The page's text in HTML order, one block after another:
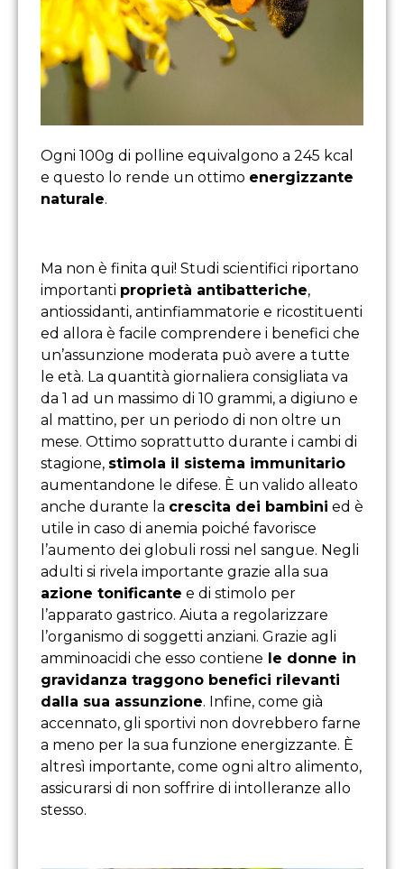
Ogni 100g di polline equivalgono a 245 kcal
e questo lo rende un ottimo energizzante
naturale.
Ma non è finita qui! Studi scientifici riportano
importanti proprietà antibatteriche,
antiossidanti, antinfiammatorie e ricostituenti
ed allora è facile comprendere i benefici che
un’assunzione moderata può avere a tutte
le età. La quantità giornaliera consigliata va
da 1 ad un massimo di 10 grammi, a digiuno e
al mattino, per un periodo di non oltre un
mese. Ottimo soprattutto durante i cambi di
stagione, stimola il sistema immunitario
aumentandone le difese. È un valido alleato
anche durante la crescita dei bambini ed è
utile in caso di anemia poiché favorisce
l’aumento dei globuli rossi nel sangue. Negli
adulti si rivela importante grazie alla sua
azione tonificante e di stimolo per
l’apparato gastrico. Aiuta a regolarizzare
l’organismo di soggetti anziani. Grazie agli
amminoacidi che esso contiene le donne in
gravidanza traggono benefici rilevanti
dalla sua assunzione. Infine, come già
accennato, gli sportivi non dovrebbero farne
a meno per la sua funzione energizzante. È
altresì importante, come ogni altro alimento,
assicurarsi di non soffrire di intolleranze allo
stesso.